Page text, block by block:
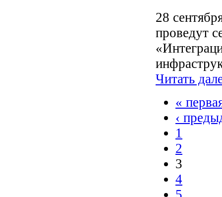
28
проведут
Читать
«
‹
1
2
3
4